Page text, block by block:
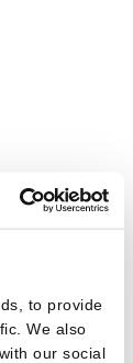
to provide
We also
our social